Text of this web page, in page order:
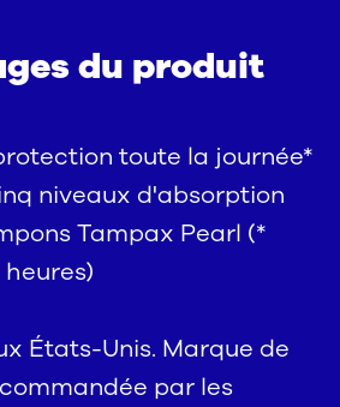
du produit
toute la journée*
niveaux d'absorption
Tampax Pearl (*
États-Unis. Marque de
par les